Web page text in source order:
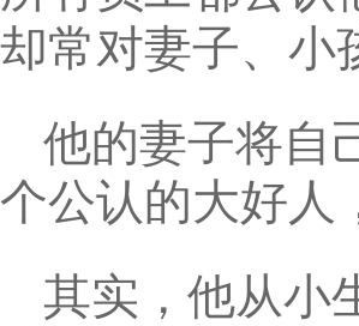
却常对妻子、小
他的妻子将自
个公认的大好人
其实，他从小